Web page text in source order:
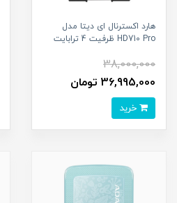
هارد اکسترنال ای دیتا مدل
HD710 Pro ظرفیت 4 ترابایت
38,000,000
36,995,000 تومان